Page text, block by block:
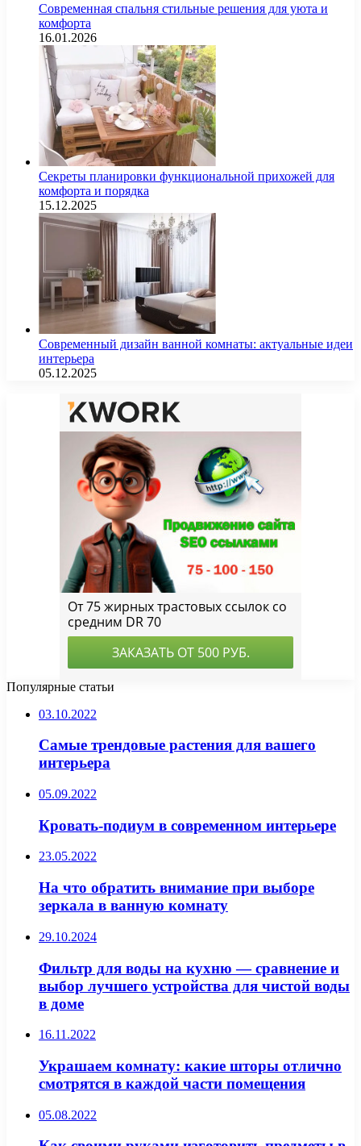
Современная спальня стильные решения для уюта и
комфорта
16.01.2026
Секреты планировки функциональной прихожей для
комфорта и порядка
15.12.2025
Современный дизайн ванной комнаты: актуальные идеи
интерьера
05.12.2025
Популярные статьи
03.10.2022
Самые трендовые растения для вашего
интерьера
05.09.2022
Кровать-подиум в современном интерьере
23.05.2022
На что обратить внимание при выборе
зеркала в ванную комнату
29.10.2024
Фильтр для воды на кухню — сравнение и
выбор лучшего устройства для чистой воды
в доме
16.11.2022
Украшаем комнату: какие шторы отлично
смотрятся в каждой части помещения
05.08.2022